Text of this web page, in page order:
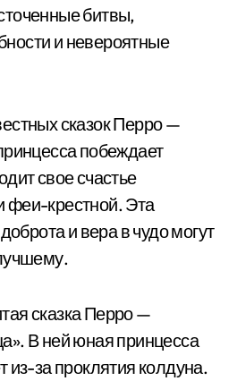
битвы,
и невероятные
сказок Перро —
побеждает
свое счастье
феи-крестной. Эта
и вера в чудо могут
сказка Перро —
В ней юная принцесса
из-за проклятия колдуна.